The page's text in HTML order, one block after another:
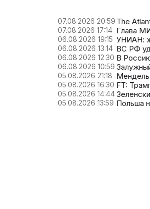
07.08.2026 20:59 The
07.08.2026 17:14 Глава
06.08.2026 19:15 УНИАН:
06.08.2026 13:14 ВС РФ
06.08.2026 12:30 В
06.08.2026 10:59
05.08.2026 21:18 Мендель
05.08.2026 16:30 FT:
05.08.2026 14:44
05.08.2026 13:59 Польша